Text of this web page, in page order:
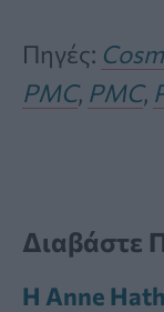
Πηγές:
PMC, PMC,
Διαβάστε
Η Anne